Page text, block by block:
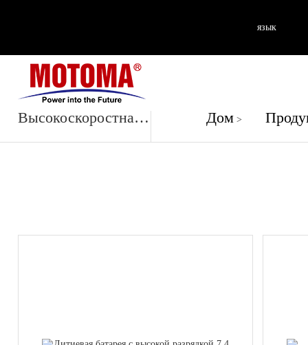
язык
Высокоскоростная батарея Дом >